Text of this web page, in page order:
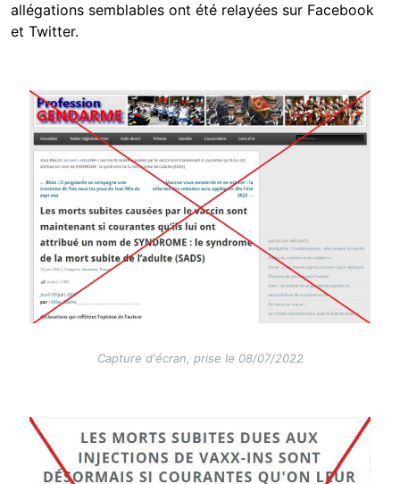
allégations semblables ont été relayées sur Facebook
et Twitter.
Image
Capture d'écran, prise le 08/07/2022
Image